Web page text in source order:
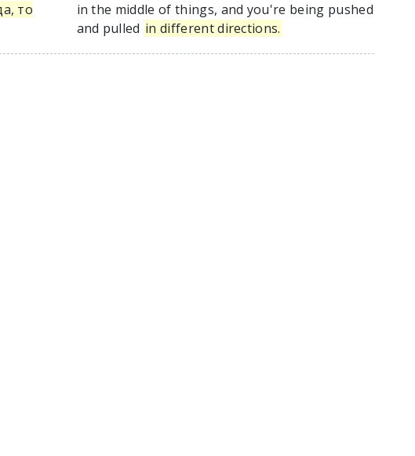
то
in the middle of things, and you're being pushed
and pulled in different directions.